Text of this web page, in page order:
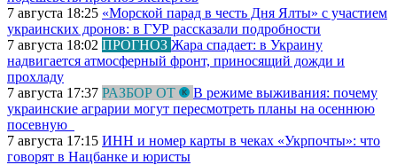
7 августа 18:25 «Морской парад в честь Дня Ялты» с участием
украинских дронов: в ГУР рассказали подробности
7 августа 18:02 ПРОГНОЗ Жара спадает: в Украину
надвигается атмосферный фронт, приносящий дожди и
прохладу
7 августа 17:37 РАЗБОР ОТ
В режиме выживания: почему
украинские аграрии могут пересмотреть планы на осеннюю
посевную
7 августа 17:15 ИНН и номер карты в чеках «Укрпочты»: что
говорят в Нацбанке и юристы